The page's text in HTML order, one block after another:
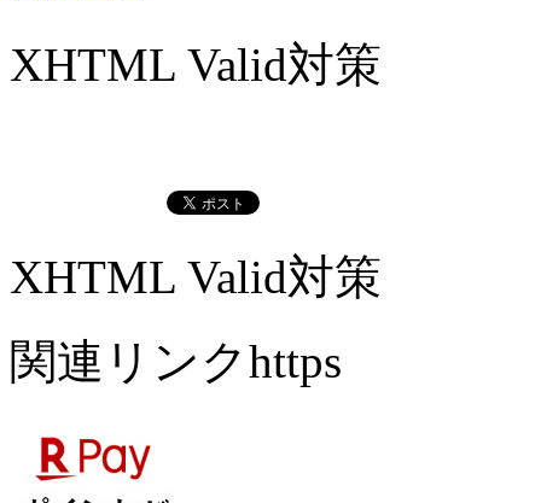
XHTML Valid対策
XHTML Valid対策
関連リンクhttps